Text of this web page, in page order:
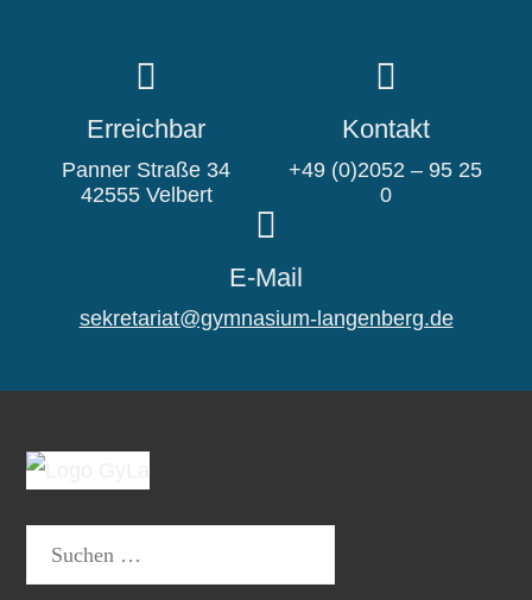
Erreichbar
Panner Straße 34
42555 Velbert
Kontakt
+49 (0)2052 – 95 25
0
E-Mail
sekretariat@gymnasium-langenberg.de
Suchen
nach: